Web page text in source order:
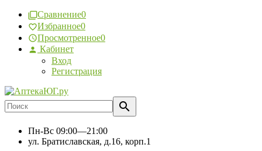
Сравнение0
Избранное0
Просмотренное0
Кабинет
Вход
Регистрация
Пн-Вс 09:00—21:00
ул. Братиславская, д.16, корп.1